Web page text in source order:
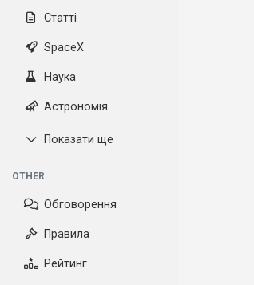
Статті
SpaceX
Наука
Астрономія
Показати ще
OTHER
Обговорення
Правила
Рейтинг